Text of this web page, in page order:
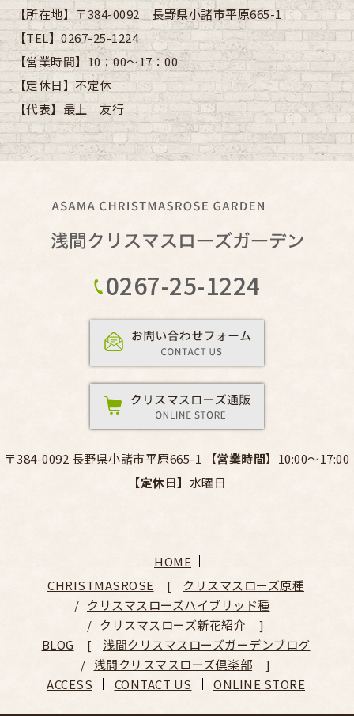
【所在地】 〒384-0092 長野県小諸市平原665-1
【TEL】0267-25-1224
【営業時間】10：00～17：00
【定休日】不定休
【代表】 最上 友行
0267-25-1224
〒384-0092 長野県小諸市平原665-1 【営業時間】 10:00～17:00
【定休日】 水曜日
HOME
CHRISTMASROSE
クリスマスローズ原種
クリスマスローズハイブリッド種
クリスマスローズ新花紹介
BLOG
浅間クリスマスローズガーデンブログ
浅間クリスマスローズ倶楽部
ACCESS
CONTACT US ONLINE STORE